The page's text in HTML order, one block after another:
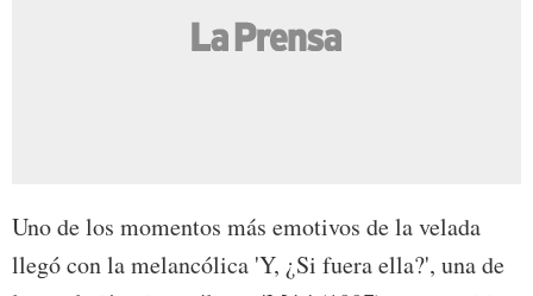
Uno de los momentos más emotivos de la velada
llegó con la melancólica 'Y, ¿Si fuera ella?', una de